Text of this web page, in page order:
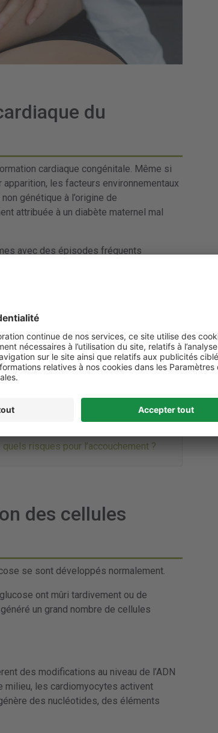
du
cardiaque congénitale. Même si
les facteurs environnementaux
génétique à l’origine de
attribuée à un diabète maternel mal
avec des épisodes fréquents
plus susceptibles de développer des
issus de mère n’ayant pas de problème
cellulaires expliquant ce lien
congénitale.
par Atsushi Nakano, professeur en
ont exposé, in vitro, des cellules
concentrations de glucose.
mises en culture ?
risques pour l’accouchement ?
des cellules
se sont développés normalement.
ont mûri tardivement ou de
un grand nombre de cellules
des modifications au niveau de l’ADN
milieu, les cardiomyocytes activent
des nucléotides, des éléments